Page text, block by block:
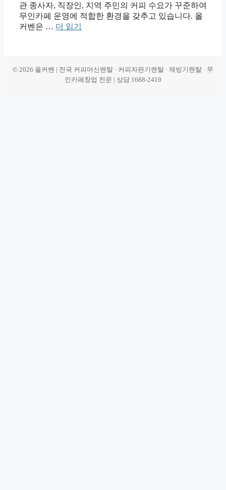
관 종사자, 직장인, 지역 주민의 커피 수요가 꾸준하여
무인카페 운영에 적합한 환경을 갖추고 있습니다. 올
커벤은 … 더 읽기
© 2026 올커벤 | 전국 커피머신렌탈 · 커피자판기렌탈 · 제빙기렌탈 · 무
인카페창업 전문 | 상담 1688-2419